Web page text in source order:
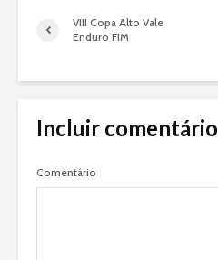
VIII Copa Alto Vale
Enduro FIM
Incluir comentário
Comentário